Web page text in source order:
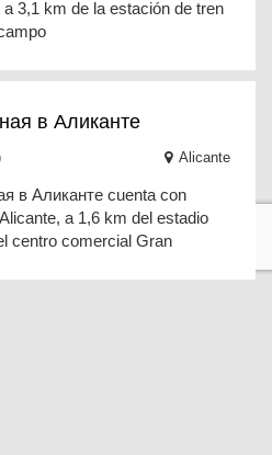
3,1 km de la estación de tren
в Аликанте
Alicante
в Аликанте cuenta con
a 1,6 km del estadio
centro comercial Gran